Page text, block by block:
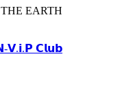
EARTH
𝗩.𝗶.𝗣 𝗖𝗹𝘂𝗯